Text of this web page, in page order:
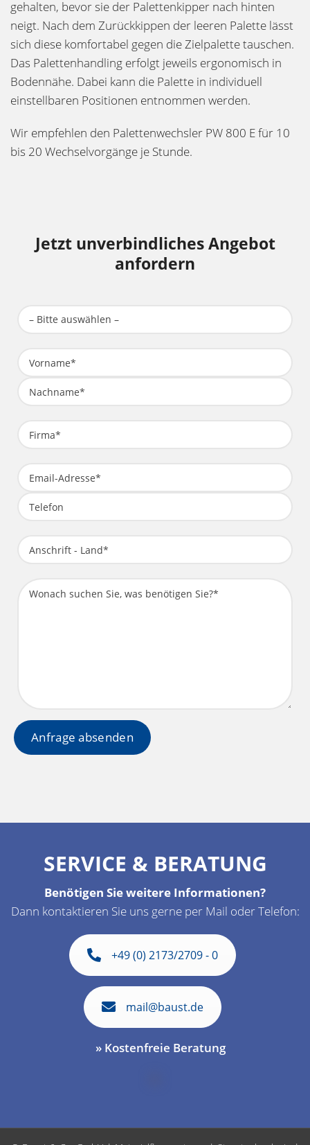
gehalten, bevor sie der Palettenkipper nach hinten
neigt. Nach dem Zurückkippen der leeren Palette lässt
sich diese komfortabel gegen die Zielpalette tauschen.
Das Palettenhandling erfolgt jeweils ergonomisch in
Bodennähe. Dabei kann die Palette in individuell
einstellbaren Positionen entnommen werden.
Wir empfehlen den Palettenwechsler PW 800 E für 10
bis 20 Wechselvorgänge je Stunde.
Jetzt unverbindliches Angebot
anfordern
SERVICE & BERATUNG
Benötigen Sie weitere Informationen?
Dann kontaktieren Sie uns gerne per Mail oder Telefon:
+49 (0) 2173/2709 - 0
mail@baust.de
» Kostenfreie Beratung